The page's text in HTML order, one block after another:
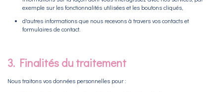
exemple sur les fonctionnalités utilisées et les boutons cliqués,
d'autres informations que nous recevons à travers vos contacts et
formulaires de contact.
3. Finalités du traitement
Nous traitons vos données personnelles pour :